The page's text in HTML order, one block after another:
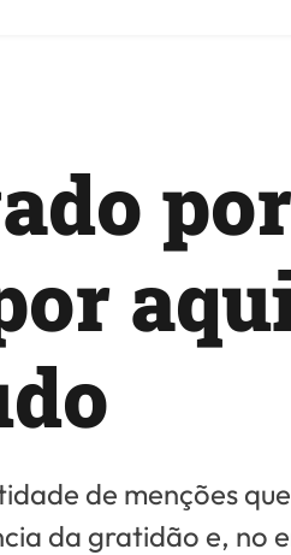
por
de menções
da gratidão e, no